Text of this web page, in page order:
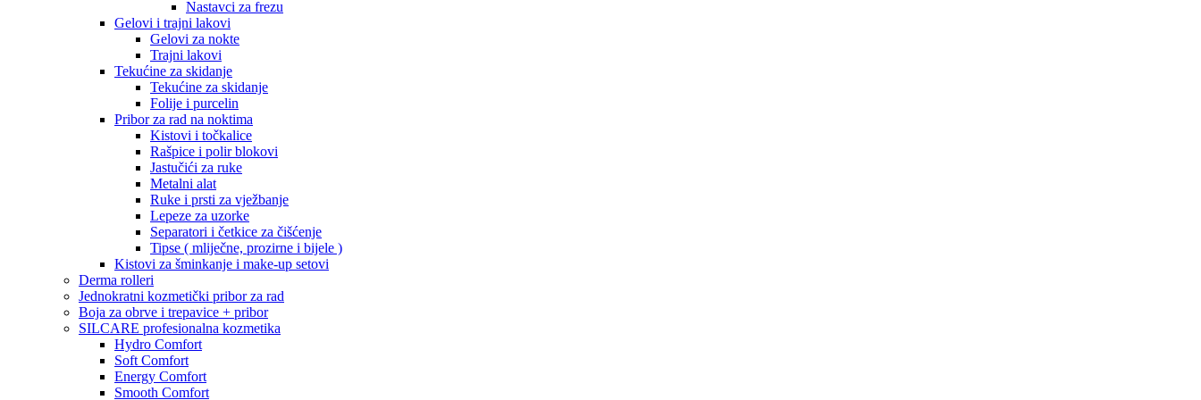
Nastavci za frezu
Gelovi i trajni lakovi
Gelovi za nokte
Trajni lakovi
Tekućine za skidanje
Tekućine za skidanje
Folije i purcelin
Pribor za rad na noktima
Kistovi i točkalice
Rašpice i polir blokovi
Jastučići za ruke
Metalni alat
Ruke i prsti za vježbanje
Lepeze za uzorke
Separatori i četkice za čišćenje
Tipse ( mliječne, prozirne i bijele )
Kistovi za šminkanje i make-up setovi
Derma rolleri
Jednokratni kozmetički pribor za rad
Boja za obrve i trepavice + pribor
SILCARE profesionalna kozmetika
Hydro Comfort
Soft Comfort
Energy Comfort
Smooth Comfort